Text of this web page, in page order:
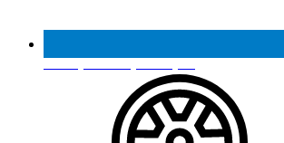
Реестр МинПромТорга